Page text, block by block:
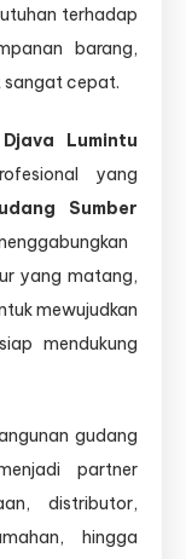
terhadap
barang,
sangat cepat.
Djava Lumintu
yang
Sumber
yang matang,
mewujudkan
mendukung
gudang
partner
distributor,
hingga